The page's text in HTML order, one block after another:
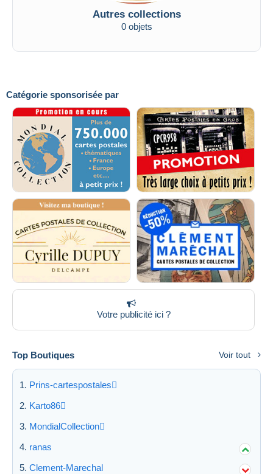
Catégorie sponsorisée par
Votre publicité ici ?
Top Boutiques Voir tout
Prins-cartespostales
Karto86
MondialCollection
ranas
Clement-Marechal
Autres collections
0 objets